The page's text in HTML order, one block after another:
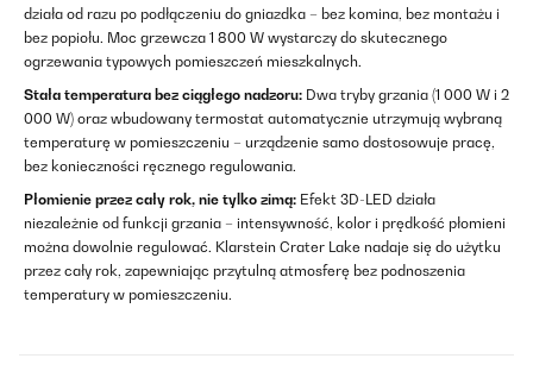
działa od razu po podłączeniu do gniazdka – bez komina, bez montażu i
bez popiołu. Moc grzewcza 1 800 W wystarczy do skutecznego
ogrzewania typowych pomieszczeń mieszkalnych.
Stała temperatura bez ciągłego nadzoru: Dwa tryby grzania (1 000 W i 2
000 W) oraz wbudowany termostat automatycznie utrzymują wybraną
temperaturę w pomieszczeniu – urządzenie samo dostosowuje pracę,
bez konieczności ręcznego regulowania.
Płomienie przez cały rok, nie tylko zimą: Efekt 3D-LED działa
niezależnie od funkcji grzania – intensywność, kolor i prędkość płomieni
można dowolnie regulować. Klarstein Crater Lake nadaje się do użytku
przez cały rok, zapewniając przytulną atmosferę bez podnoszenia
temperatury w pomieszczeniu.